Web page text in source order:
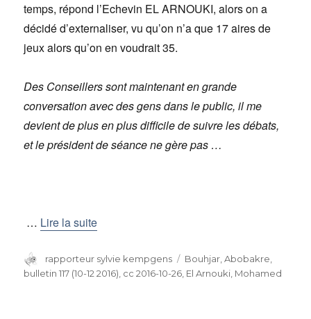
temps, répond l’Echevin EL ARNOUKI, alors on a
décidé d’externaliser, vu qu’on n’a que 17 aires de
jeux alors qu’on en voudrait 35.
Des Conseillers sont maintenant en grande
conversation avec des gens dans le public, il me
devient de plus en plus difficile de suivre les débats,
et le président de séance ne gère pas …
… Lire la suite
Auteur
rapporteur sylvie kempgens Catégories
Bouhjar, Abobakre
bulletin 117 (10-12 2016) cc 2016-10-26 El Arnouki, Mohamed